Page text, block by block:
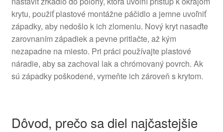
krytu, použiť plastové montážne páčidlo a jemne uvoľniť
západky, aby nedošlo k ich zlomeniu. Nový kryt nasaďte
zarovnaním západiek a pevne pritlačte, až kým
nezapadne na miesto. Pri práci používajte plastové
náradie, aby sa zachoval lak a chrómovaný povrch. Ak
sú západky poškodené, vymeňte ich zároveň s krytom.
Dôvod, prečo sa diel najčastejšie